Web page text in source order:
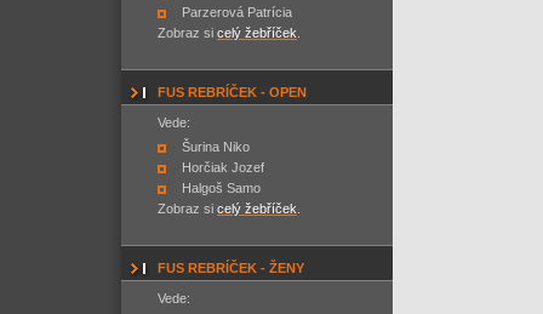
Parzerová Patrícia
Zobraz si celý žebříček
FUS REBRÍČEK - OPEN
Vede:
Šurina Niko
Horčiak Jozef
Halgoš Samo
Zobraz si celý žebříček
FUS REBRÍČEK - ŽENY
Vede: